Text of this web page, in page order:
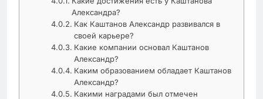
Александра?
Как Каштанов Александр развивался в
своей карьере?
Какие компании основал Каштанов
Александр?
Каким образованием обладает Каштанов
Александр?
Какими наградами был отмечен